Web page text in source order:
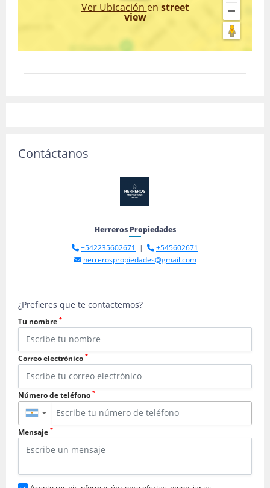
Ver Ubicación en street
view
Contáctanos
Herreros Propiedades
+542235602671
|
+545602671
herrerospropiedades@gmail.com
¿Prefieres que te contactemos?
Tu nombre *
Correo electrónico *
Número de teléfono *
▼
Mensaje *